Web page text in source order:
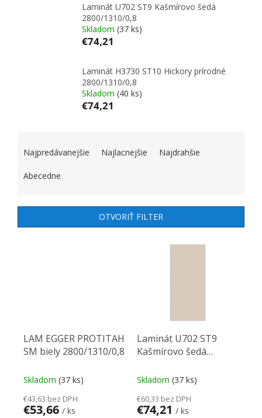
Laminát U702 ST9 Kašmírovo šedá
2800/1310/0,8
Skladom (37 ks)
€74,21
Laminát H3730 ST10 Hickory prírodné
2800/1310/0,8
Skladom (40 ks)
€74,21
Najpredávanejšie Najlacnejšie Najdrahšie
Abecedne
OTVORIŤ FILTER
LAM EGGER PROTITAH
SM biely 2800/1310/0,8
Skladom (37 ks)
€43,63 bez DPH
€53,66 / ks
Laminát U702 ST9
Kašmírovo šedá
Skladom (37 ks)
€60,33 bez DPH
€74,21 / ks